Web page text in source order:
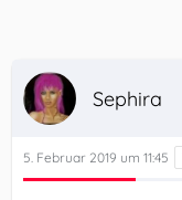
Sephira
5. Februar 2019 um 11:45